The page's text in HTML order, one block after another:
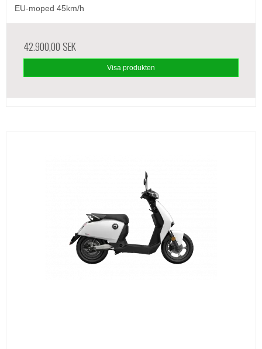
EU-moped 45km/h
42.900,00 SEK
Visa produkten